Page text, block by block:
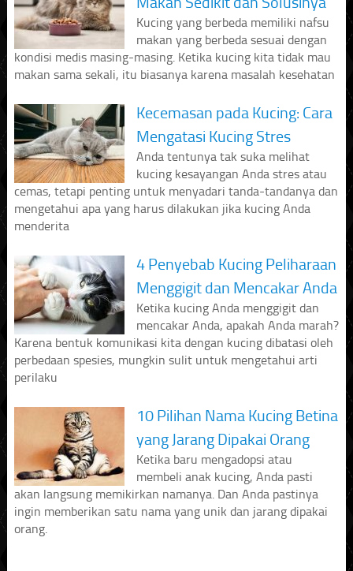
Kucing yang berbeda memiliki nafsu
makan yang berbeda sesuai dengan
kondisi medis masing-masing. Ketika kucing kita tidak mau
makan sama sekali, itu biasanya karena masalah kesehatan
Kecemasan pada Kucing: Cara
Mengatasi Kucing Stres
Anda tentunya tak suka melihat
kucing kesayangan Anda stres atau
cemas, tetapi penting untuk menyadari tanda-tandanya dan
mengetahui apa yang harus dilakukan jika kucing Anda
menderita
4 Penyebab Kucing Peliharaan
Menggigit dan Mencakar Anda
Ketika kucing Anda menggigit dan
mencakar Anda, apakah Anda marah?
Karena bentuk komunikasi kita dengan kucing dibatasi oleh
perbedaan spesies, mungkin sulit untuk mengetahui arti
perilaku
10 Pilihan Nama Kucing Betina
yang Jarang Dipakai Orang
Ketika baru mengadopsi atau
membeli anak kucing, Anda pasti
akan langsung memikirkan namanya. Dan Anda pastinya
ingin memberikan satu nama yang unik dan jarang dipakai
orang.